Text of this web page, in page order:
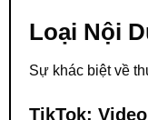
Loại Nội
Sự khác biệt về
TikTok: